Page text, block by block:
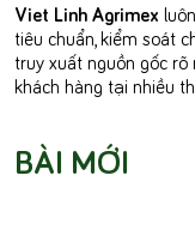
Viet Linh Agrimex
tiêu chuẩn, kiểm soát
truy xuất nguồn gốc rõ
khách hàng tại nhiều
BÀI MỚI